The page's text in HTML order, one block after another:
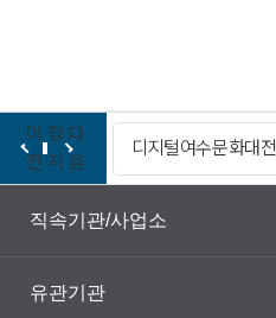
이
전
정
지
다
음
디지털여수문화대전
직속기관/사업소
유관기관